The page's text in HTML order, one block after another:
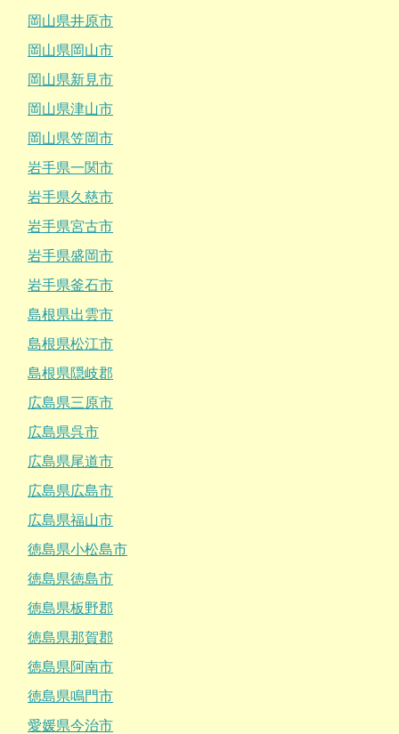
岡山県井原市
岡山県岡山市
岡山県新見市
岡山県津山市
岡山県笠岡市
岩手県一関市
岩手県久慈市
岩手県宮古市
岩手県盛岡市
岩手県釜石市
島根県出雲市
島根県松江市
島根県隠岐郡
広島県三原市
広島県呉市
広島県尾道市
広島県広島市
広島県福山市
徳島県小松島市
徳島県徳島市
徳島県板野郡
徳島県那賀郡
徳島県阿南市
徳島県鳴門市
愛媛県今治市